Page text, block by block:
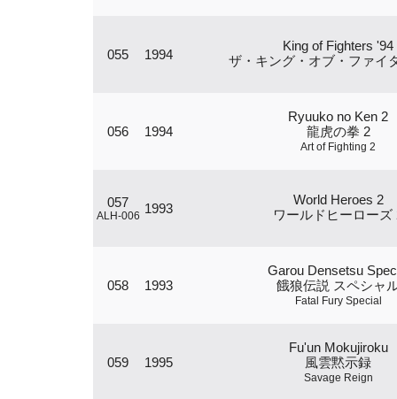
055 1994
King of Fighters '94
ザ・キング・オブ・ファイ
056 1994
Ryuuko no Ken 2
龍虎の拳 2
Art of Fighting 2
057
ALH-006 1993
World Heroes 2
ワールドヒーローズ
058 1993
Garou Densetsu
餓狼伝説 スペシャ
Fatal Fury Special
059 1995
Fu'un Mokujiroku
風雲黙示録
Savage Reign